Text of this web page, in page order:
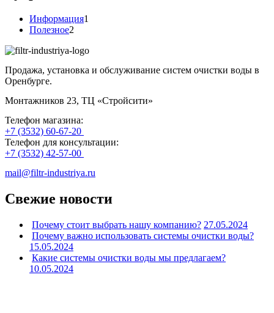
Информация1
Полезное2
Продажа, установка и обслуживание систем очистки воды в
Оренбурге.
Монтажников 23, ТЦ «Стройсити»
Телефон магазина:
+7 (3532) 60-67-20
Телефон для консультации:
+7 (3532) 42-57-00
mail@filtr-industriya.ru
Свежие новости
Почему стоит выбрать нашу компанию? 27.05.2024
Почему важно использовать системы очистки воды?
15.05.2024
Какие системы очистки воды мы предлагаем?
10.05.2024